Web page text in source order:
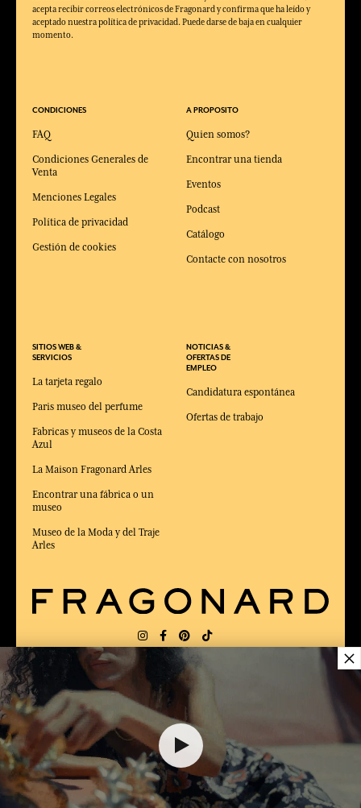
acepta recibir correos electrónicos de Fragonard y confirma que ha leído y
aceptado nuestra política de privacidad. Puede darse de baja en cualquier
momento.
CONDICIONES
FAQ
Condiciones Generales de
Venta
Menciones Legales
Política de privacidad
Gestión de cookies
SITIOS WEB &
SERVICIOS
La tarjeta regalo
Paris museo del perfume
Fabricas y museos de la Costa
Azul
La Maison Fragonard Arles
Encontrar una fábrica o un
museo
Museo de la Moda y del Traje
Arles
A PROPOSITO
Quien somos?
Encontrar una tienda
Eventos
Podcast
Catálogo
Contacte con nosotros
NOTICIAS &
OFERTAS DE
EMPLEO
Candidatura espontánea
Ofertas de trabajo
ENTREGA: US
ELEGIDO MEJOR SITIO DE COMERCIO
en Línea 2025 por la revista Capital
×